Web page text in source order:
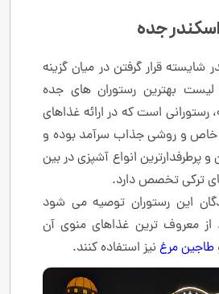
جده
شایسته قرار گرفتن در میان گزینه
بهترین رستوران های جده
است که در ارائه غذاهای
و روشی جذاب سرآمد بوده و
پرطرفدارترین انواع آشپزی در بین
ترکی تخصص دارد.
این رستوران توصیه می شود
از معروف ترین غذاهای منوی آن
طاجین مرغ نیز استفاده کنند.